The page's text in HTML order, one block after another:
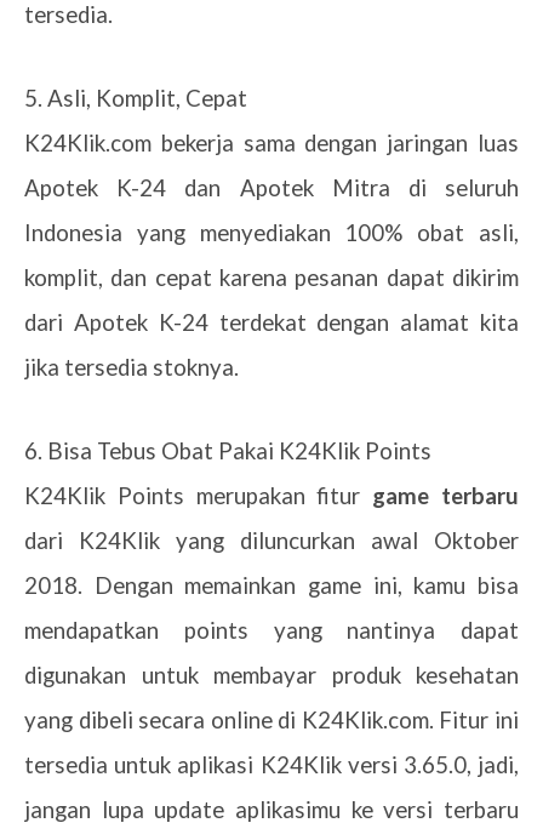
tersedia.
5. Asli, Komplit, Cepat
K24Klik.com bekerja sama dengan jaringan luas
Apotek K-24 dan Apotek Mitra di seluruh
Indonesia yang menyediakan 100% obat asli,
komplit, dan cepat karena pesanan dapat dikirim
dari Apotek K-24 terdekat dengan alamat kita
jika tersedia stoknya.
6. Bisa Tebus Obat Pakai K24Klik Points
K24Klik Points merupakan fitur game terbaru
dari K24Klik yang diluncurkan awal Oktober
2018. Dengan memainkan game ini, kamu bisa
mendapatkan points yang nantinya dapat
digunakan untuk membayar produk kesehatan
yang dibeli secara online di K24Klik.com. Fitur ini
tersedia untuk aplikasi K24Klik versi 3.65.0, jadi,
jangan lupa update aplikasimu ke versi terbaru